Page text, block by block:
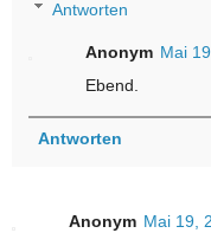
Antworten
Anonym Mai
Ebend.
Antworten
Anonym Mai 19,